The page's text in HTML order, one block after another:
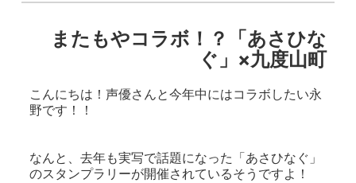
またもやコラボ！？「あさひな
ぐ」×九度山町
こんにちは！声優さんと今年中にはコラボしたい永
野です！！
なんと、去年も実写で話題になった「あさひなぐ」
のスタンプラリーが開催されているそうですよ！